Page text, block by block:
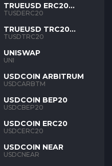
TRUEUSD ERC20
TUSD
TUSDERC20
TRUEUSD TRC20
TUSD
TUSDTRC20
UNISWAP
UNI
USDCOIN ARBITRUM
USDCARBTM
USDCOIN BEP20
USDCBEP20
USDCOIN ERC20
USDCERC20
USDCOIN NEAR
USDCNEAR